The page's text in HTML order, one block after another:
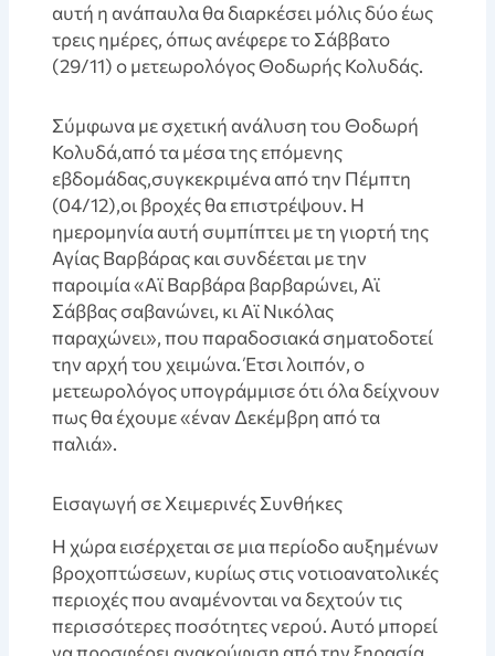
αυτή η ανάπαυλα θα διαρκέσει μόλις δύο έως
τρεις ημέρες, όπως ανέφερε το Σάββατο
(29/11) ο μετεωρολόγος Θοδωρής Κολυδάς.
Σύμφωνα με σχετική ανάλυση του Θοδωρή
Κολυδά,από τα μέσα της επόμενης
εβδομάδας,συγκεκριμένα από την Πέμπτη
(04/12),οι βροχές θα επιστρέψουν. Η
ημερομηνία αυτή συμπίπτει με τη γιορτή της
Αγίας Βαρβάρας και συνδέεται με την
παροιμία «Αϊ Βαρβάρα βαρβαρώνει, Αϊ
Σάββας σαβανώνει, κι Αϊ Νικόλας
παραχώνει», που παραδοσιακά σηματοδοτεί
την αρχή του χειμώνα. Έτσι λοιπόν, ο
μετεωρολόγος υπογράμμισε ότι όλα δείχνουν
πως θα έχουμε «έναν Δεκέμβρη από τα
παλιά».
Εισαγωγή σε Χειμερινές Συνθήκες
Η χώρα εισέρχεται σε μια περίοδο αυξημένων
βροχοπτώσεων, κυρίως στις νοτιοανατολικές
περιοχές που αναμένονται να δεχτούν τις
περισσότερες ποσότητες νερού. Αυτό μπορεί